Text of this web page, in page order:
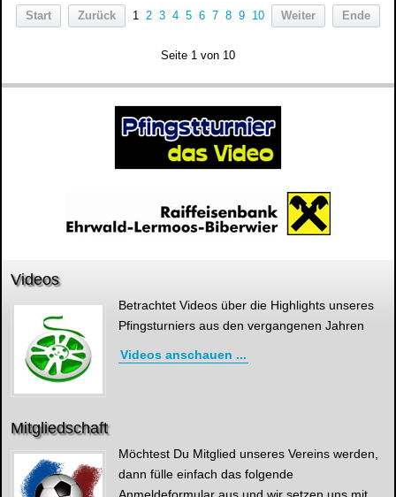
Start Zurück 1 2 3 4 5 6 7 8 9 10 Weiter Ende
Seite 1 von 10
Videos
Betrachtet Videos über die Highlights unseres
Pfingsturniers aus den vergangenen Jahren
Videos anschauen ...
Mitgliedschaft
Möchtest Du Mitglied unseres Vereins werden,
dann fülle einfach das folgende
Anmeldeformular aus und wir setzen uns mit